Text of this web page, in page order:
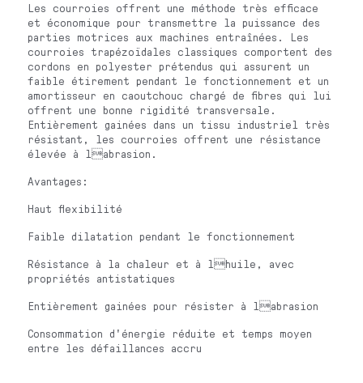
Les courroies offrent une méthode très efficace
et économique pour transmettre la puissance des
parties motrices aux machines entraînées. Les
courroies trapézoïdales classiques comportent des
cordons en polyester prétendus qui assurent un
faible étirement pendant le fonctionnement et un
amortisseur en caoutchouc chargé de fibres qui lui
offrent une bonne rigidité transversale.
Entièrement gainées dans un tissu industriel très
résistant, les courroies offrent une résistance
élevée à labrasion.
Avantages:
Haut flexibilité
Faible dilatation pendant le fonctionnement
Résistance à la chaleur et à lhuile, avec
propriétés antistatiques
Entièrement gainées pour résister à labrasion
Consommation d'énergie réduite et temps moyen
entre les défaillances accru